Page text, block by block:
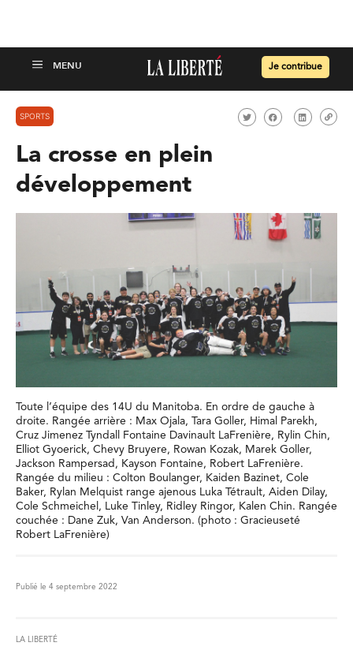
Je contribue
SPORTS
La crosse en plein
développement
Toute l’équipe des 14U du Manitoba. En ordre de gauche à
droite. Rangée arrière : Max Ojala, Tara Goller, Himal Parekh,
Cruz Jimenez Tyndall Fontaine Davinault LaFrenière, Rylin Chin,
Elliot Gyoerick, Chevy Bruyere, Rowan Kozak, Marek Goller,
Jackson Rampersad, Kayson Fontaine, Robert LaFrenière.
Rangée du milieu : Colton Boulanger, Kaiden Bazinet, Cole
Baker, Rylan Melquist range ajenous Luka Tétrault, Aiden Dilay,
Cole Schmeichel, Luke Tinley, Ridley Ringor, Kalen Chin. Rangée
couchée : Dane Zuk, Van Anderson. (photo : Gracieuseté
Robert LaFrenière)
Publié le 4 septembre 2022
LA LIBERTÉ